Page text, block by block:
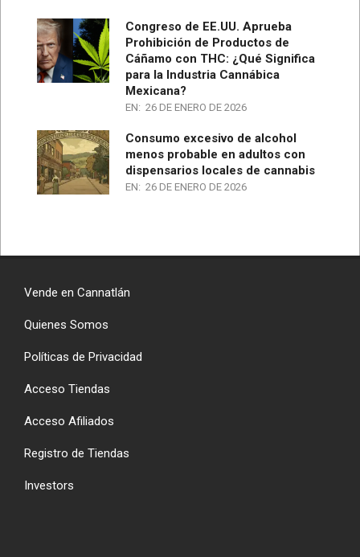
Congreso de EE.UU. Aprueba
Prohibición de Productos de
Cáñamo con THC: ¿Qué Significa
para la Industria Cannábica
Mexicana?
EN: 26 DE ENERO DE 2026
Consumo excesivo de alcohol
menos probable en adultos con
dispensarios locales de cannabis
EN: 26 DE ENERO DE 2026
Vende en Cannatlán
Quienes Somos
Políticas de Privacidad
Acceso Tiendas
Acceso Afiliados
Registro de Tiendas
Investors